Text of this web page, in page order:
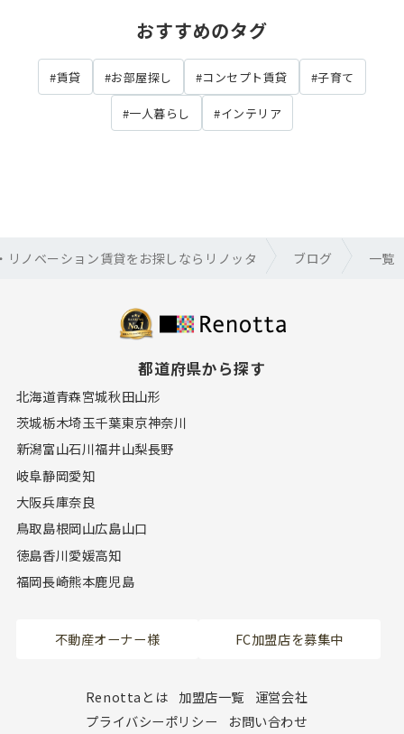
おすすめのタグ
#賃貸 #お部屋探し #コンセプト賃貸 #子育て
#一人暮らし #インテリア
リノベーション賃貸をお探しならリノッタ ブログ 一覧
都道府県から探す
北海道青森宮城秋田山形
茨城栃木埼玉千葉東京神奈川
新潟富山石川福井山梨長野
岐阜静岡愛知
大阪兵庫奈良
鳥取島根岡山広島山口
徳島香川愛媛高知
福岡長崎熊本鹿児島
不動産オーナー様 FC加盟店を募集中
Renottaとは 加盟店一覧
運営会社
プライバシーポリシー
お問い合わせ